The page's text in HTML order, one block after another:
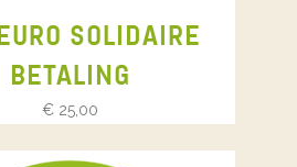
SOLIDAIRE
BETALING
€25,00